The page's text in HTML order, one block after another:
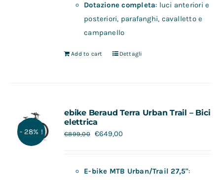
Dotazione completa: luci anteriori e
posteriori, parafanghi, cavalletto e
campanello
Add to cart Dettagli
- 28% !
ebike Beraud Terra Urban Trail – Bici
elettrica
€899,00 €649,00
E-bike MTB Urban/Trail 27,5":